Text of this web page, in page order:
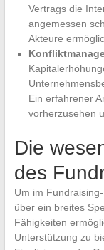
Vertrags die
angemessen
Akteure
Ein erfahrener
vorherzusehen
Die
des
Um im
über ein breites
Fähigkeiten
Unterstützung zu